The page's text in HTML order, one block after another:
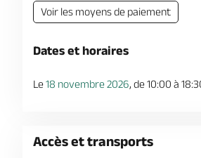
Voir les moyens de paiement
Dates et horaires
Le18 novembre 2026, de 10:00 à
Accès et transports